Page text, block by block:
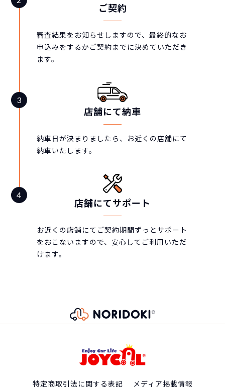
ご契約
審査結果をお知らせしますので、最終的なお
申込みをするかご契約までに決めていただき
ます。
店舗にて納車
納車日が決まりましたら、お近くの店舗にて
納車いたします。
店舗にてサポート
お近くの店舗にてご契約期間ずっとサポート
をおこないますので、安心してご利用いただ
けます。
特定商取引法に関する表記 メディア掲載情報